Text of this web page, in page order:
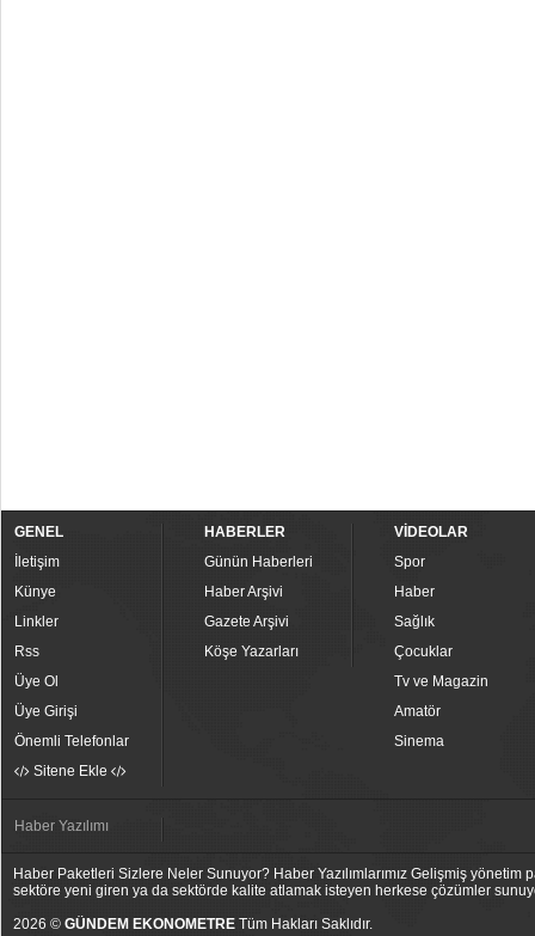
GENEL
İletişim
Künye
Linkler
Rss
Üye Ol
Üye Girişi
Önemli Telefonlar
Sitene Ekle
HABERLER
Günün Haberleri
Haber Arşivi
Gazete Arşivi
Köşe Yazarları
VİDEOLAR
Spor
Haber
Sağlık
Çocuklar
Tv ve Magazin
Amatör
Sinema
Haber Yazılımı
Haber Paketleri Sizlere Neler Sunuyor? Haber Yazılımlarımız Gelişmiş
sektöre yeni giren ya da sektörde kalite atlamak isteyen herkese çözümler
2026 © GÜNDEM EKONOMETRE Tüm Hakları Saklıdır.